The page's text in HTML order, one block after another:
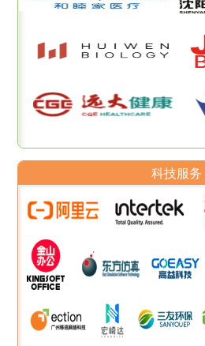
科技服务